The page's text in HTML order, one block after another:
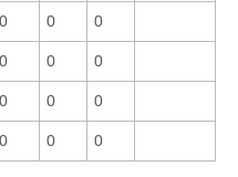
0 0 0
0 0 0
0 0 0
0 0 0